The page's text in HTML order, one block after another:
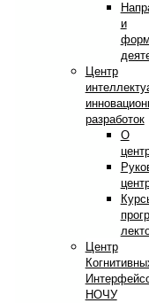
и
Центр
разработок
О
Центр
НОЧУ